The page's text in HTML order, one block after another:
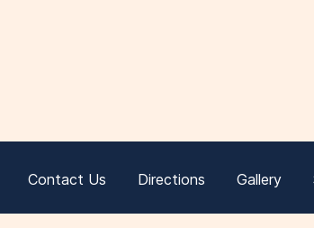
Contact Us Directions Gallery